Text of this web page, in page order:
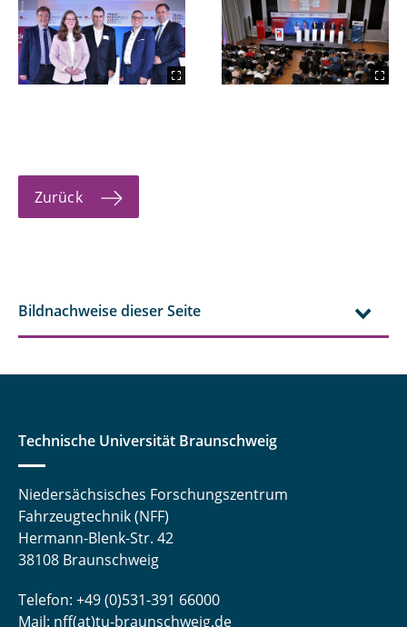
Zurück
Bildnachweise dieser Seite
Technische Universität Braunschweig
Niedersächsisches Forschungszentrum
Fahrzeugtechnik (NFF)
Hermann-Blenk-Str. 42
38108 Braunschweig
Telefon: +49 (0)531-391 66000
Mail: nff(at)tu-braunschweig.de